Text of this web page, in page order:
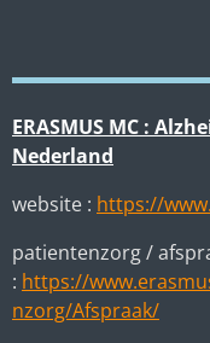
ERASMUS MC :
Nederland
website : https://
patientenzorg /
: https://
nzorg/Afspraak/